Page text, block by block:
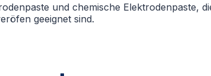
und chemische Elektrodenpaste,
geeignet sind.